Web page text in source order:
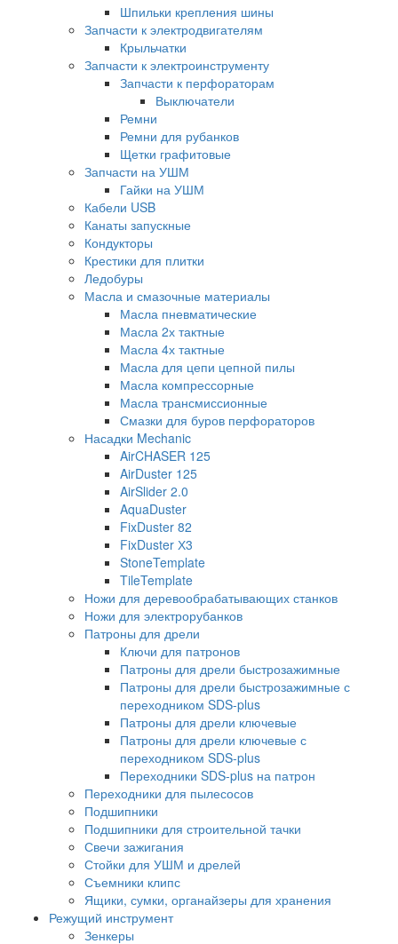
Шпильки крепления шины
Запчасти к электродвигателям
Крыльчатки
Запчасти к электроинструменту
Запчасти к перфораторам
Выключатели
Ремни
Ремни для рубанков
Щетки графитовые
Запчасти на УШМ
Гайки на УШМ
Кабели USB
Канаты запускные
Кондукторы
Крестики для плитки
Ледобуры
Масла и смазочные материалы
Масла пневматические
Масла 2х тактные
Масла 4х тактные
Масла для цепи цепной пилы
Масла компрессорные
Масла трансмиссионные
Смазки для буров перфораторов
Насадки Mechanic
AirCHASER 125
AirDuster 125
AirSlider 2.0
AquaDuster
FixDuster 82
FixDuster Х3
StoneTemplate
TileTemplate
Ножи для деревообрабатывающих станков
Ножи для электрорубанков
Патроны для дрели
Ключи для патронов
Патроны для дрели быстрозажимные
Патроны для дрели быстрозажимные с
переходником SDS-plus
Патроны для дрели ключевые
Патроны для дрели ключевые с
переходником SDS-plus
Переходники SDS-plus на патрон
Переходники для пылесосов
Подшипники
Подшипники для строительной тачки
Свечи зажигания
Стойки для УШМ и дрелей
Съемники клипс
Ящики, сумки, органайзеры для хранения
Режущий инструмент
Зенкеры